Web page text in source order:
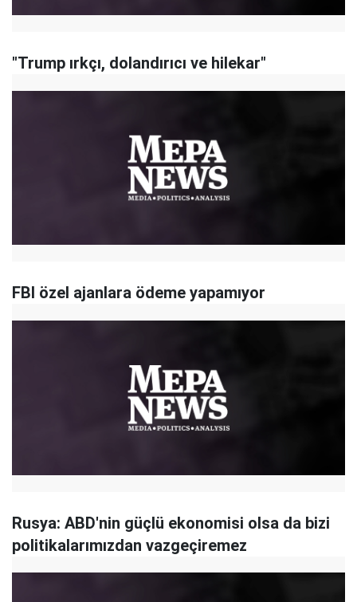
"Trump ırkçı, dolandırıcı ve hilekar"
FBI özel ajanlara ödeme yapamıyor
Rusya: ABD'nin güçlü ekonomisi olsa da bizi
politikalarımızdan vazgeçiremez